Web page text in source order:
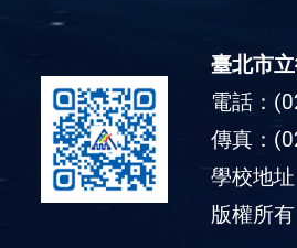
臺北市
電話：
傳真：
學校地
版權所